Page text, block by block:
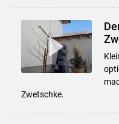
Zwetschke.